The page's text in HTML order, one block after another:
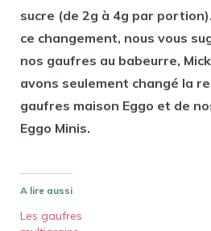
sucre (de 2g à 4g par
ce changement, nous vous
nos gaufres au babeurre,
avons seulement changé la
gaufres maison Eggo et de
Eggo Minis.
A lire aussi
Les gaufres